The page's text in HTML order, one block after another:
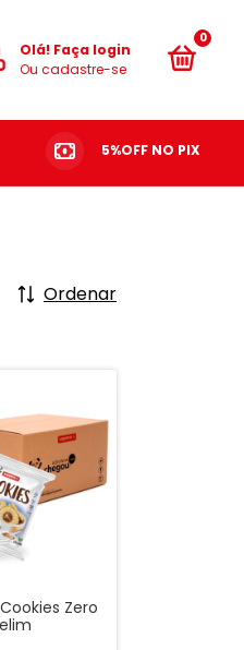
Olá! Faça login
Ou cadastre-se
0
5%OFF NO PIX
Ordenar
Zero